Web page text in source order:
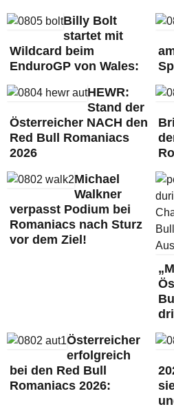
Billy Bolt
startet mit
Wildcard beim
EnduroGP von Wales:
HEWR:
Stand der
Österreicher NACH den
Red Bull Romaniacs
2026
Michael
Walkner
verpasst Podium bei
Romaniacs nach Sturz
vor dem Ziel!
Österreicher
erfolgreich
bei den Red Bull
Romaniacs 2026: